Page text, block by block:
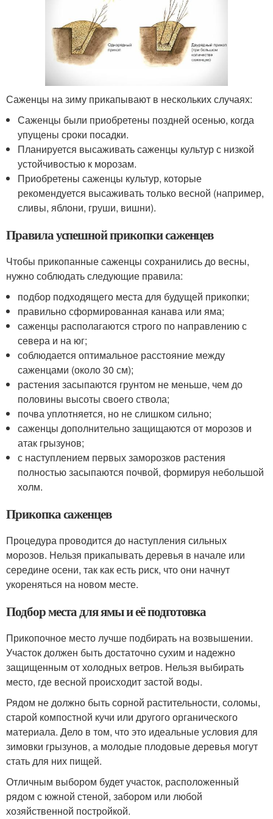
Саженцы на зиму прикапывают в нескольких случаях:
Саженцы были приобретены поздней осенью, когда
упущены сроки посадки.
Планируется высаживать саженцы культур с низкой
устойчивостью к морозам.
Приобретены саженцы культур, которые
рекомендуется высаживать только весной (например,
сливы, яблони, груши, вишни).
Правила успешной прикопки саженцев
Чтобы прикопанные саженцы сохранились до весны,
нужно соблюдать следующие правила:
подбор подходящего места для будущей прикопки;
правильно сформированная канава или яма;
саженцы располагаются строго по направлению с
севера и на юг;
соблюдается оптимальное расстояние между
саженцами (около 30 см);
растения засыпаются грунтом не меньше, чем до
половины высоты своего ствола;
почва уплотняется, но не слишком сильно;
саженцы дополнительно защищаются от морозов и
атак грызунов;
с наступлением первых заморозков растения
полностью засыпаются почвой, формируя небольшой
холм.
Прикопка саженцев
Процедура проводится до наступления сильных
морозов. Нельзя прикапывать деревья в начале или
середине осени, так как есть риск, что они начнут
укореняться на новом месте.
Подбор места для ямы и её подготовка
Прикопочное место лучше подбирать на возвышении.
Участок должен быть достаточно сухим и надежно
защищенным от холодных ветров. Нельзя выбирать
место, где весной происходит застой воды.
Рядом не должно быть сорной растительности, соломы,
старой компостной кучи или другого органического
материала. Дело в том, что это идеальные условия для
зимовки грызунов, а молодые плодовые деревья могут
стать для них пищей.
Отличным выбором будет участок, расположенный
рядом с южной стеной, забором или любой
хозяйственной постройкой.